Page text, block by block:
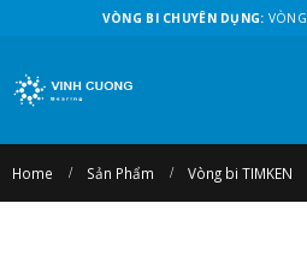
VÒNG BI CHUYÊN DỤNG:
Home Sản Phẩm Vòng bi TIMKEN